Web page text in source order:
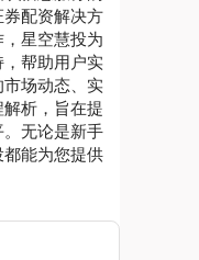
配资解决方
星空慧投为
帮助用户实
场动态、实
析，旨在提
无论是新手
能为您提供